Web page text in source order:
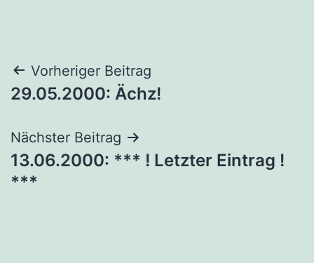
Beitragsnavigation
Vorheriger Beitrag
29.05.2000: Ächz!
Nächster Beitrag
13.06.2000: *** ! Letzter Eintrag !
***